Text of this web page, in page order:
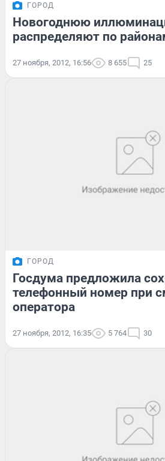
ГОРОД
Новогоднюю
распределяют по
27 ноября, 2012, 16:56 8 655 25
ГОРОД
Госдума предложила
телефонный номер при
оператора
27 ноября, 2012, 16:35 5 764 30